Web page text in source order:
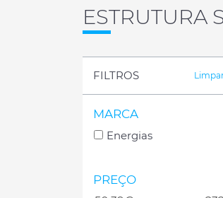
ESTRUTURA
FILTROS
MARCA
Energias
PREÇO